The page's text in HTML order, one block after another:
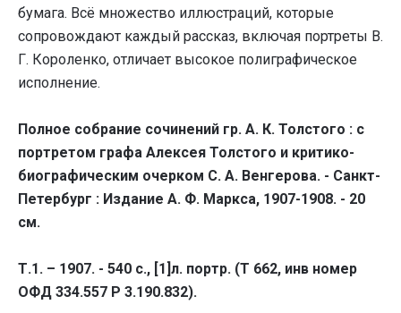
бумага. Всё множество иллюстраций, которые
сопровождают каждый рассказ, включая портреты В.
Г. Короленко, отличает высокое полиграфическое
исполнение.
Полное собрание сочинений гр. А. К. Толстого : с
портретом графа Алексея Толстого и критико-
биографическим очерком С. А. Венгерова. - Санкт-
Петербург : Издание А. Ф. Маркса, 1907-1908. - 20
см.
Т.1. – 1907. - 540 с., [1]л. портр. (Т 662, инв номер
ОФД 334.557 Р 3.190.832).